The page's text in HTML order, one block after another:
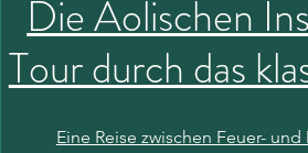
Die Äolischen
Tour durch das
Eine Reise zwischen Feuer-